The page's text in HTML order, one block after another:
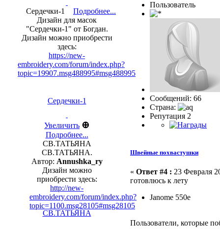
Подробнее...
Сердечки-1
Дизайн для масок
"Сердечки-1" от Богдан.
Дизайн можно приобрести
здесь:
https://new-
embroidery.com/forum/index.php?
topic=19907.msg488995#msg488995
Сердечки-1
Увеличить ⊕
Подробнее...
СВ.ТАТЬЯНА
СВ.ТАТЬЯНА.
Автор: Annushka_ry
Дизайн можно
приобрести здесь:
http://new-
embroidery.com/forum/index.php?
topic=1100.msg28105#msg28105
СВ.ТАТЬЯНА
Пользовaтeль
Сообщений: 66
Страна:
Репутация 2
Швейные похвастушки
« Ответ #4 : 23 Февраля
готовлюсь к лету
Janome 550e
Пользователи, которые